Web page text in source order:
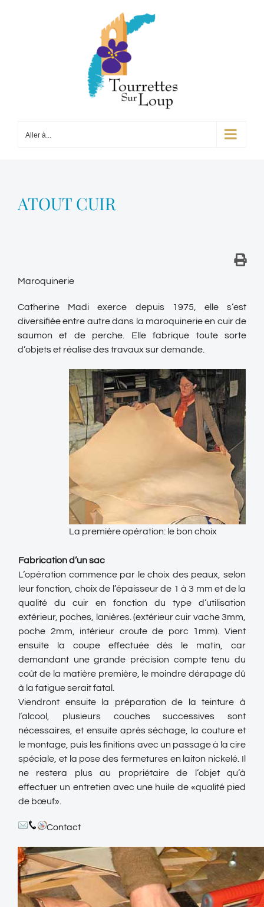
Aller à...
ATOUT CUIR
Maroquinerie
Catherine Madi exerce depuis 1975, elle s’est
diversifiée entre autre dans la maroquinerie en cuir de
saumon et de perche. Elle fabrique toute sorte
d’objets et réalise des travaux sur demande.
La première opération: le bon choix
Fabrication d’un sac
L’opération commence par le choix des peaux, selon
leur fonction, choix de l’épaisseur de 1 à 3 mm et de la
qualité du cuir en fonction du type d’utilisation
extérieur, poches, lanières. (extérieur cuir vache 3mm,
poche 2mm, intérieur croute de porc 1mm). Vient
ensuite la coupe effectuée dès le matin, car
demandant une grande précision compte tenu du
coût de la matière première, le moindre dérapage dû
à la fatigue serait fatal.
Viendront ensuite la préparation de la teinture à
l’alcool, plusieurs couches successives sont
nécessaires, et ensuite après séchage, la couture et
le montage, puis les finitions avec un passage à la cire
spéciale, et la pose des fermetures en laiton nickelé. Il
ne restera plus au propriétaire de l’objet qu’à
effectuer un entretien avec une huile de «qualité pied
de bœuf».
Contact